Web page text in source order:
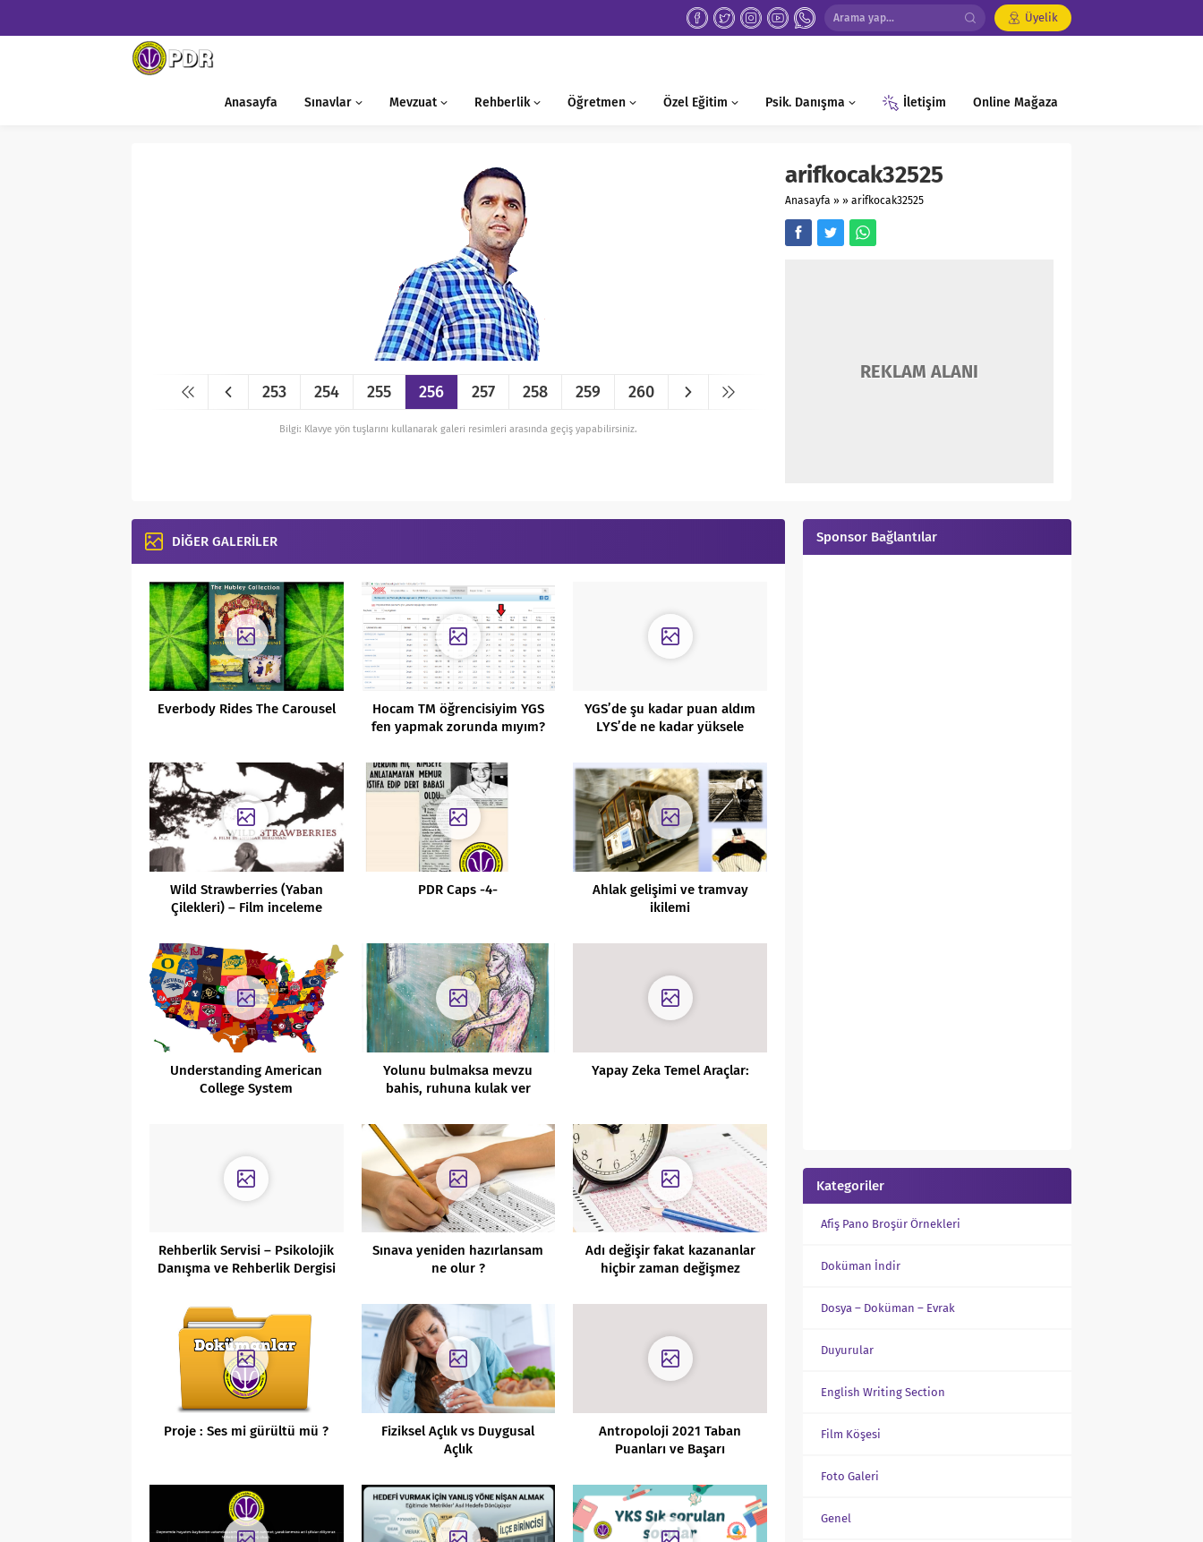
Üyelik
Anasayfa Sınavlar Mevzuat Rehberlik Öğretmen Özel Eğitim Psik. Danışma İletişim Online Mağaza
253 254 255 256 257 258 259 260
Bilgi: Klavye yön tuşlarını kullanarak galeri resimleri arasında geçiş yapabilirsiniz.
arifkocak32525
Anasayfa » » arifkocak32525
REKLAM ALANI
DİĞER GALERİLER
Everbody Rides The Carousel
Hocam TM öğrencisiyim YGS
fen yapmak zorunda mıyım?
YGS’de şu kadar puan aldım
LYS’de ne kadar yüksele
Wild Strawberries (Yaban
Çilekleri) – Film inceleme
PDR Caps -4-
Ahlak gelişimi ve tramvay
ikilemi
Understanding American
College System
Yolunu bulmaksa mevzu
bahis, ruhuna kulak ver
Yapay Zeka Temel Araçlar:
Rehberlik Servisi – Psikolojik
Danışma ve Rehberlik Dergisi
Sınava yeniden hazırlansam
ne olur ?
Adı değişir fakat kazananlar
hiçbir zaman değişmez
Proje : Ses mi gürültü mü ?
Fiziksel Açlık vs Duygusal
Açlık
Antropoloji 2021 Taban
Puanları ve Başarı
Sponsor Bağlantılar
Kategoriler
Afiş Pano Broşür Örnekleri
Doküman İndir
Dosya – Doküman – Evrak
Duyurular
English Writing Section
Film Köşesi
Foto Galeri
Genel